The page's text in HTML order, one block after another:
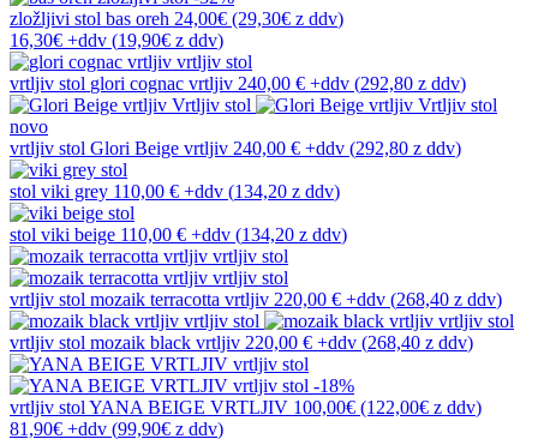
zložljivi stol bas oreh 24,00€ (29,30€ z ddv)
16,30€ +ddv (19,90€ z ddv)
vrtljiv stol glori cognac vrtljiv 240,00 € +ddv (292,80 z ddv)
novo
vrtljiv stol Glori Beige vrtljiv 240,00 € +ddv (292,80 z ddv)
stol viki grey 110,00 € +ddv (134,20 z ddv)
stol viki beige 110,00 € +ddv (134,20 z ddv)
vrtljiv stol mozaik terracotta vrtljiv 220,00 € +ddv (268,40 z ddv)
vrtljiv stol mozaik black vrtljiv 220,00 € +ddv (268,40 z ddv)
-18%
vrtljiv stol YANA BEIGE VRTLJIV 100,00€ (122,00€ z ddv)
81,90€ +ddv (99,90€ z ddv)